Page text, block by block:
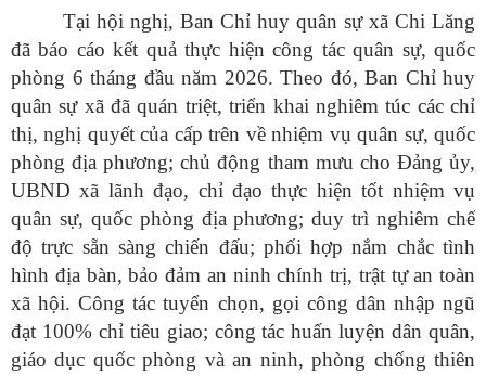
Tại hội nghị, Ban Chỉ huy quân sự xã Chi Lăng
đã báo cáo kết quả thực hiện công tác quân sự, quốc
phòng 6 tháng đầu năm 2026. Theo đó, Ban Chỉ huy
quân sự xã đã quán triệt, triển khai nghiêm túc các chỉ
thị, nghị quyết của cấp trên về nhiệm vụ quân sự, quốc
phòng địa phương; chủ động tham mưu cho Đảng ủy,
UBND xã lãnh đạo, chỉ đạo thực hiện tốt nhiệm vụ
quân sự, quốc phòng địa phương; duy trì nghiêm chế
độ trực sẵn sàng chiến đấu; phối hợp nắm chắc tình
hình địa bàn, bảo đảm an ninh chính trị, trật tự an toàn
xã hội. Công tác tuyển chọn, gọi công dân nhập ngũ
đạt 100% chỉ tiêu giao; công tác huấn luyện dân quân,
giáo dục quốc phòng và an ninh, phòng chống thiên